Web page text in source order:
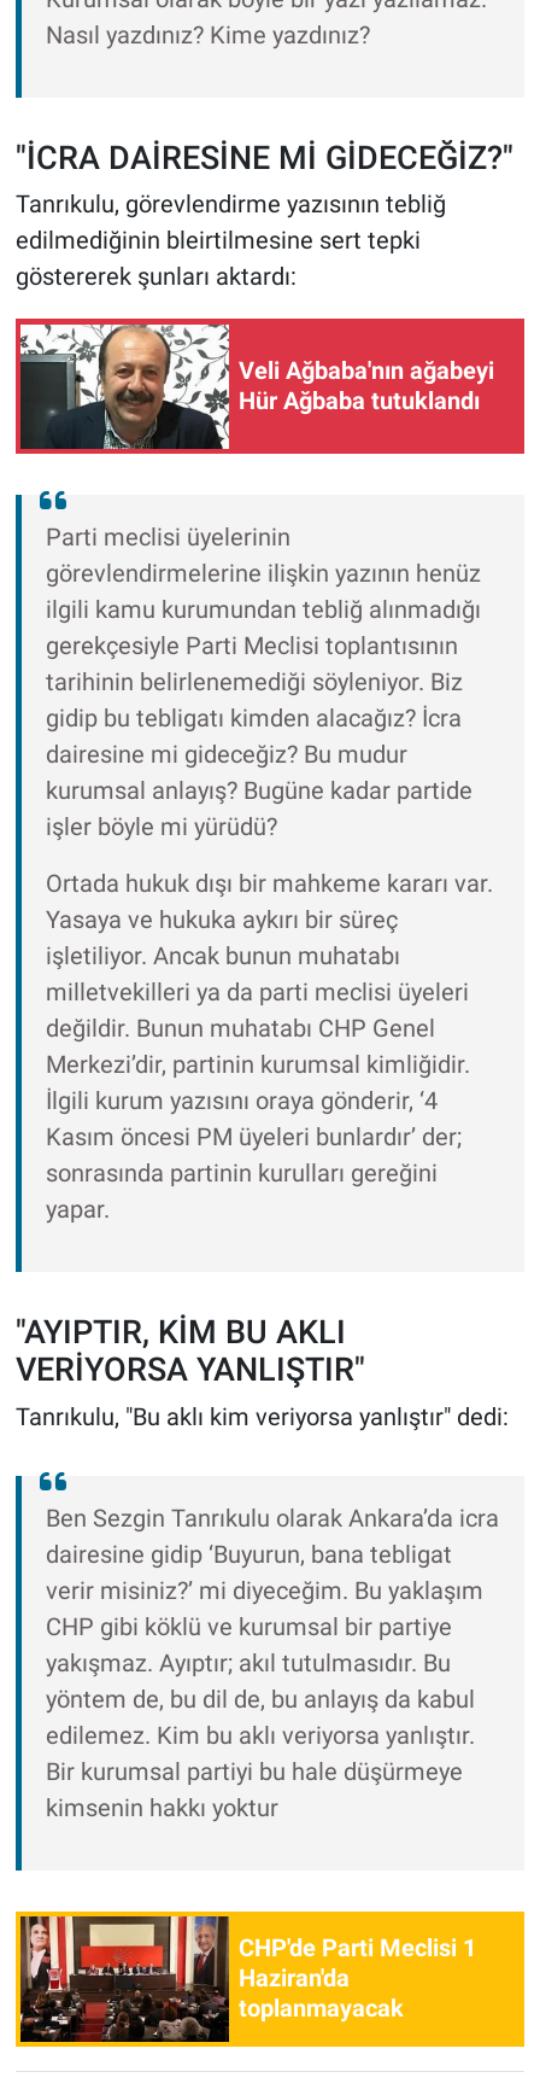
Nasıl yazdınız? Kime yazdınız?
"İCRA DAİRESİNE Mİ GİDECEĞİZ?"
Tanrıkulu, görevlendirme yazısının tebliğ
edilmediğinin bleirtilmesine sert tepki
göstererek şunları aktardı:
Veli Ağbaba'nın ağabeyi
Hür Ağbaba tutuklandı
Parti meclisi üyelerinin
görevlendirmelerine ilişkin yazının henüz
ilgili kamu kurumundan tebliğ alınmadığı
gerekçesiyle Parti Meclisi toplantısının
tarihinin belirlenemediği söyleniyor. Biz
gidip bu tebligatı kimden alacağız? İcra
dairesine mi gideceğiz? Bu mudur
kurumsal anlayış? Bugüne kadar partide
işler böyle mi yürüdü?
Ortada hukuk dışı bir mahkeme kararı var.
Yasaya ve hukuka aykırı bir süreç
işletiliyor. Ancak bunun muhatabı
milletvekilleri ya da parti meclisi üyeleri
değildir. Bunun muhatabı CHP Genel
Merkezi’dir, partinin kurumsal kimliğidir.
İlgili kurum yazısını oraya gönderir, ‘4
Kasım öncesi PM üyeleri bunlardır’ der;
sonrasında partinin kurulları gereğini
yapar.
"AYIPTIR, KİM BU AKLI
VERİYORSA YANLIŞTIR"
Tanrıkulu, "Bu aklı kim veriyorsa yanlıştır" dedi:
Ben Sezgin Tanrıkulu olarak Ankara’da icra
dairesine gidip ‘Buyurun, bana tebligat
verir misiniz?’ mi diyeceğim. Bu yaklaşım
CHP gibi köklü ve kurumsal bir partiye
yakışmaz. Ayıptır; akıl tutulmasıdır. Bu
yöntem de, bu dil de, bu anlayış da kabul
edilemez. Kim bu aklı veriyorsa yanlıştır.
Bir kurumsal partiyi bu hale düşürmeye
kimsenin hakkı yoktur
CHP'de Parti Meclisi 1
Haziran'da
toplanmayacak